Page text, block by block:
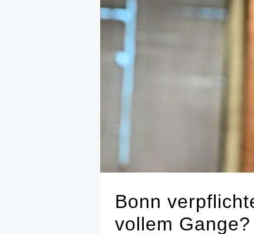
Bonn
vollem